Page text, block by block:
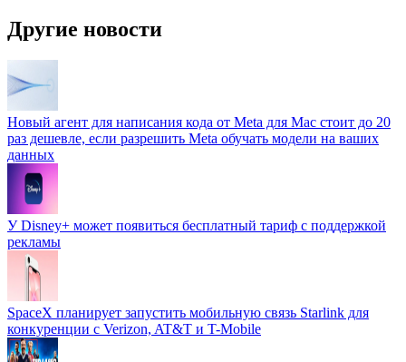
Другие новости
Новый агент для написания кода от Meta для Mac стоит до 20
раз дешевле, если разрешить Meta обучать модели на ваших
данных
У Disney+ может появиться бесплатный тариф с поддержкой
рекламы
SpaceX планирует запустить мобильную связь Starlink для
конкуренции с Verizon, AT&T и T-Mobile